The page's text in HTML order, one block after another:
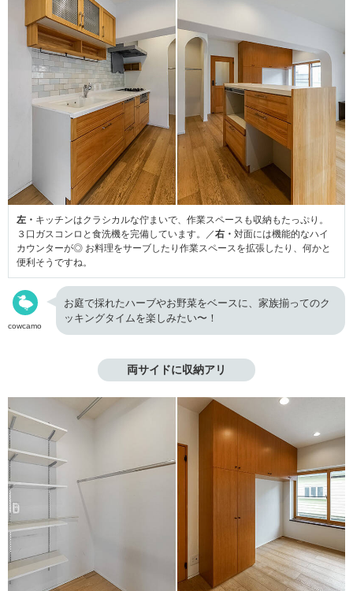
左・ キッチンはクラシカルな佇まいで、作業スペースも収納もたっぷり。
３口ガスコンロと食洗機を完備しています。／右・ 対面には機能的なハイ
カウンターが◎ お料理をサーブしたり作業スペースを拡張したり、何かと
便利そうですね。
cowcamo
お庭で採れたハーブやお野菜をベースに、家族揃ってのク
ッキングタイムを楽しみたい〜！
両サイドに収納アリ